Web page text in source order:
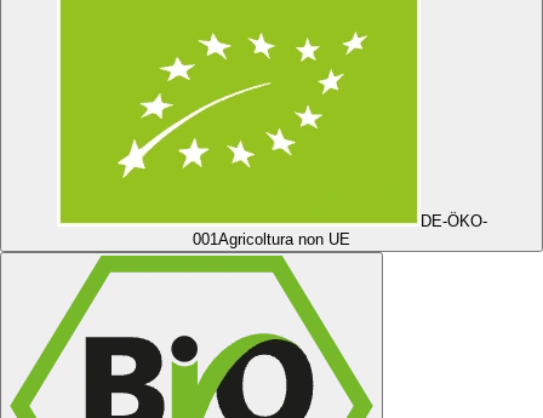
DE-ÖKO-
001Agricoltura non UE